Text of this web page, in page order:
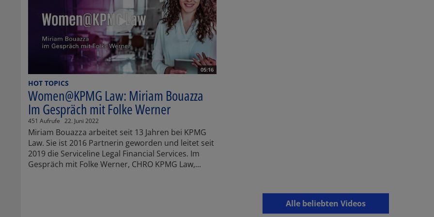
05:16
HOT TOPICS
Women@KPMG Law: Miriam Bouazza
Im Gespräch mit Folke Werner
451 Aufrufe 22. Juni 2022
Miriam Bouazza arbeitet seit 13 Jahren bei KPMG
Law. Sie ist 2016 Partnerin geworden und leitet seit
2019 die Serviceline Legal Financial Services. Im
Gespräch mit Folke Werner, CHRO KPMG Law,...
Alle beliebten Videos